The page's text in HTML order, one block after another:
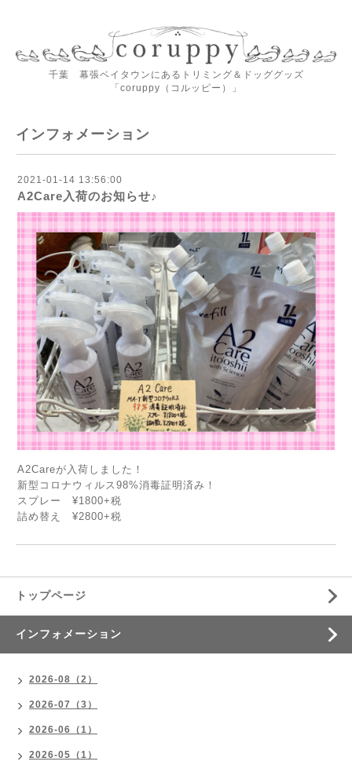
千葉 幕張ベイタウンにあるトリミング＆ドッググッズ
「coruppy（コルッピー）」
インフォメーション
2021-01-14 13:56:00
A2Care入荷のお知らせ♪
A2Careが入荷しました！
新型コロナウィルス98%消毒証明済み！
スプレー ¥1800+税
詰め替え ¥2800+税
トップページ
インフォメーション
2026-08（2）
2026-07（3）
2026-06（1）
2026-05（1）